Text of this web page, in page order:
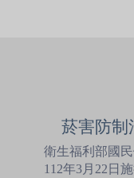
菸害防制
衛生福利部國
112年3月22日